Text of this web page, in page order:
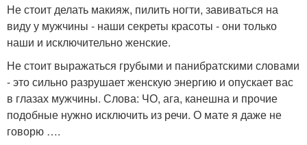
Не стоит делать макияж, пилить ногти, завиваться на
виду у мужчины - наши секреты красоты - они только
наши и исключительно женские.
Не стоит выражаться грубыми и панибратскими словами
- это сильно разрушает женскую энергию и опускает вас
в глазах мужчины. Слова: ЧО, ага, канешна и прочие
подобные нужно исключить из речи. О мате я даже не
говорю ….